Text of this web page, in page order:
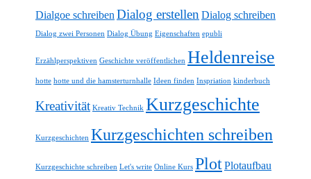
Dialgoe schreiben Dialog erstellen Dialog schreiben
Dialog zwei Personen Dialog Übung Eigenschaften epubli
Erzählperspektiven Geschichte veröffentlichen Heldenreise
hotte hotte und die hamsterturnhalle Ideen finden Inspriation kinderbuch
Kreativität Kreativ Technik Kurzgeschichte
Kurzgeschichten Kurzgeschichten schreiben
Kurzgeschichte schreiben Let's write Online Kurs PlotPlotaufbau